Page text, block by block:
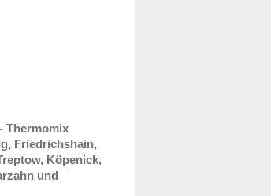
Thermomix
Friedrichshain,
Köpenick,
und